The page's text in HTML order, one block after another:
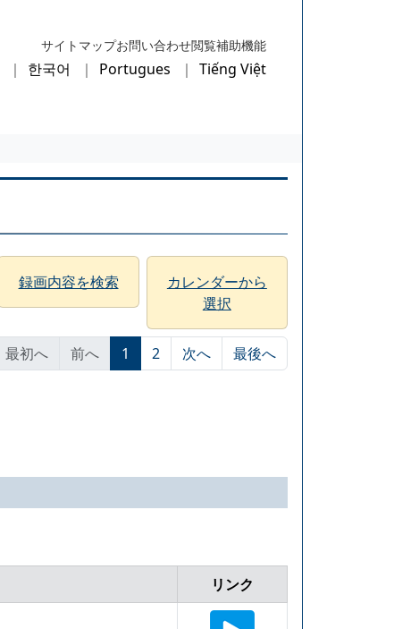
サイトマップお問い合わせ閲覧補助機能
한국어 Portugues Tiếng Việt
録画内容を検索
カレンダーから
選択
最初へ 前へ 1 2 次へ 最後へ
リンク